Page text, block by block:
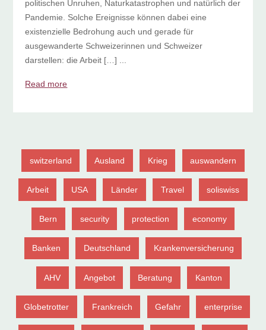
politischen Unruhen, Naturkatastrophen und natürlich der
Pandemie. Solche Ereignisse können dabei eine
existenzielle Bedrohung auch und gerade für
ausgewanderte Schweizerinnen und Schweizer
darstellen: die Arbeit […] ...
Read more
switzerland Ausland Krieg auswandern
Arbeit USA Länder Travel soliswiss
Bern security protection economy
Banken Deutschland Krankenversicherung
AHV Angebot Beratung Kanton
Globetrotter Frankreich Gefahr enterprise